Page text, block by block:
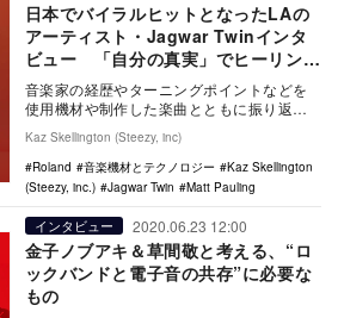
日本でバイラルヒットとなったLAの
アーティスト・Jagwar Twinインタ
ビュー 「自分の真実」でヒーリング
効果をもたらすサウンド作り
音楽家の経歴やターニングポイントなどを
使用機材や制作した楽曲とともに振り返る
ロサンゼルス…
Kaz Skellington (Steezy, inc)
Roland
音楽機材とテクノロジー
Kaz Skellington
(Steezy, inc.)
Jagwar Twin Matt Pauling
インタビュー 2020.06.23 12:00
金子ノブアキ＆草間敬と考える、“ロ
ックバンドと電子音の共存”に必要な
もの